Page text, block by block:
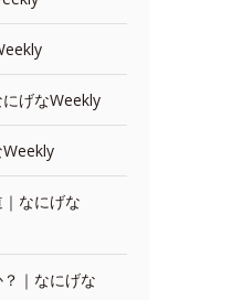
げなWeekly
なにげな
｜なにげな